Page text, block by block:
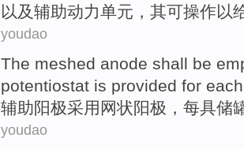
以及辅助动力单元 ，其可操作以
youdao
The meshed anode shall be
potentiostat is provided for each
辅助阳极采用 网状阳极， 每具储
youdao